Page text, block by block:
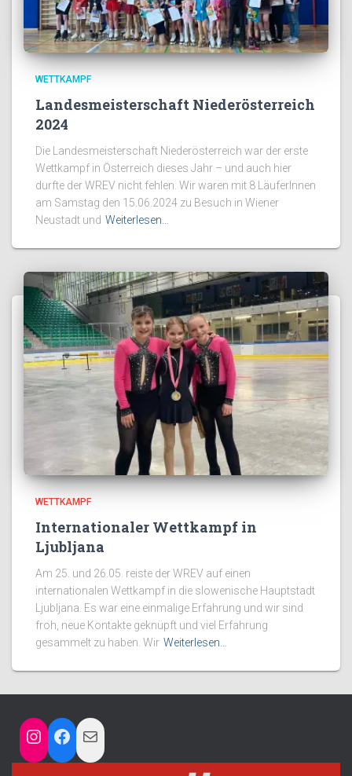
WETTKAMPF
Landesmeisterschaft Niederösterreich
2024
Die Landesmeisterschaft Niederösterreich war der erste
Wettkampf in Österreich dieses Jahr – und auch hier
durfte der WREV nicht fehlen. Wir waren mit 8 LäuferInnen
am Samstag den 15.06.2024 zu Besuch in Wiener
Neustadt und Weiterlesen…
WETTKAMPF
Internationaler Wettkampf in
Ljubljana
Am 25. und 26.05. reiste der WREV auf einen
internationalen Wettkampf in die slowenische Hauptstadt
Ljubljana. Es war eine einmalige Erfahrung und wir sind
froh, neue Kontakte geknüpft und viel Erfahrung
gesammelt zu haben. Wir Weiterlesen…
INSTAGRAM FACEBOOK MAIL